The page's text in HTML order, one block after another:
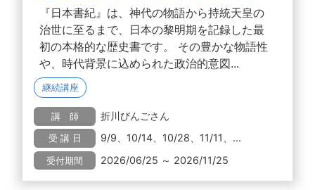
『日本書紀』は、神代の物語から持統天皇の
治世に至るまで、日本の黎明期を記録した最
初の本格的な歴史書です。 その豊かな物語性
や、時代背景に込められた政治的意図...
継続講座
講 師 折川びんごさん
受 講 日 9/9、10/14、10/28、11/11、...
受付期間 2026/06/25 ～ 2026/11/25